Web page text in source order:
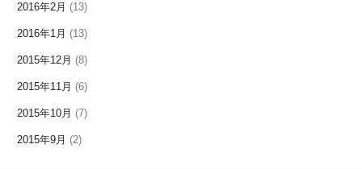
2016年2月 (13)
2016年1月 (13)
2015年12月 (8)
2015年11月 (6)
2015年10月 (7)
2015年9月 (2)